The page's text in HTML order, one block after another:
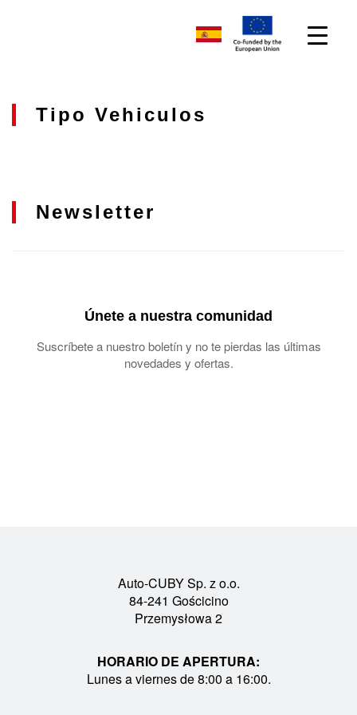
Tipo Vehiculos
Newsletter
Únete a nuestra comunidad
Suscríbete a nuestro boletín y no te pierdas las últimas
novedades y ofertas.
Auto-CUBY Sp. z o.o.
84-241 Gościcino
Przemysłowa 2
HORARIO DE APERTURA:
Lunes a viernes de 8:00 a 16:00.